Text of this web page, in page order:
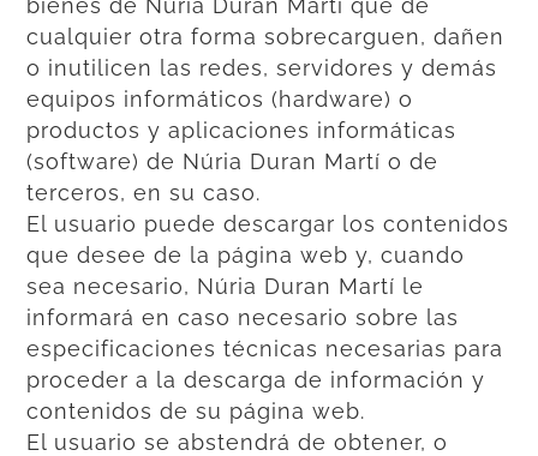
bienes de Núria Duran Martí que de
cualquier otra forma sobrecarguen, dañen
o inutilicen las redes, servidores y demás
equipos informáticos (hardware) o
productos y aplicaciones informáticas
(software) de Núria Duran Martí o de
terceros, en su caso.
El usuario puede descargar los contenidos
que desee de la página web y, cuando
sea necesario, Núria Duran Martí le
informará en caso necesario sobre las
especificaciones técnicas necesarias para
proceder a la descarga de información y
contenidos de su página web.
El usuario se abstendrá de obtener, o